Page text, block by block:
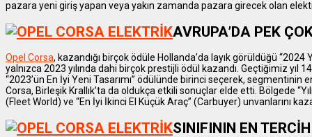
pazara yeni giriş yapan veya yakın zamanda pazara girecek olan
AVRUPA’DA PEK
Opel Corsa, kazandığı birçok ödüle Hollanda’da layık görüldüğü “2024
yalnızca 2023 yılında dahi birçok prestijli ödül kazandı. Geçtiğimiz yıl
“2023’ün En İyi Yeni Tasarımı” ödülünde birinci seçerek, segmentinin
Corsa, Birleşik Krallık’ta da oldukça etkili sonuçlar elde etti. Bölgede
(Fleet World) ve “En İyi İkinci El Küçük Araç” (Carbuyer) unvanlarını
SINIFININ EN